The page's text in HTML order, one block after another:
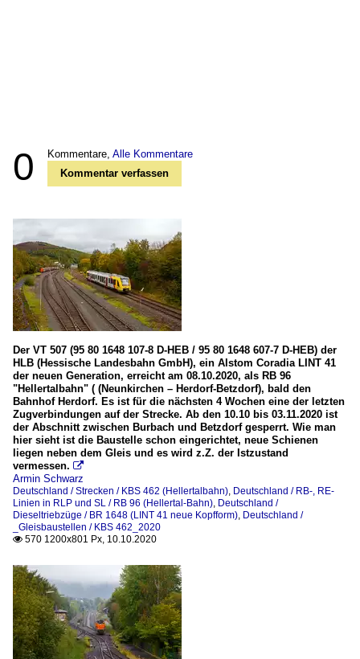
0 Kommentare, Alle Kommentare
Kommentar verfassen
Der VT 507 (95 80 1648 107-8 D-HEB / 95 80 1648 607-7 D-HEB) der
HLB (Hessische Landesbahn GmbH), ein Alstom Coradia LINT 41
der neuen Generation, erreicht am 08.10.2020, als RB 96
"Hellertalbahn" ( (Neunkirchen – Herdorf-Betzdorf), bald den
Bahnhof Herdorf. Es ist für die nächsten 4 Wochen eine der letzten
Zugverbindungen auf der Strecke. Ab den 10.10 bis 03.11.2020 ist
der Abschnitt zwischen Burbach und Betzdorf gesperrt. Wie man
hier sieht ist die Baustelle schon eingerichtet, neue Schienen
liegen neben dem Gleis und es wird z.Z. der Istzustand
vermessen. 
Armin Schwarz
Deutschland / Strecken / KBS 462 (Hellertalbahn) Deutschland / RB-, RE-
Linien in RLP und SL / RB 96 (Hellertal-Bahn) Deutschland /
Dieseltriebzüge / BR 1648 (LINT 41 neue Kopfform) Deutschland /
_Gleisbaustellen / KBS 462_2020
 570 1200x801 Px, 10.10.2020